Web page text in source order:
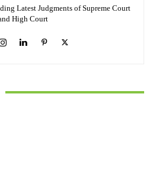
Latest Judgments of Supreme Court
High Court